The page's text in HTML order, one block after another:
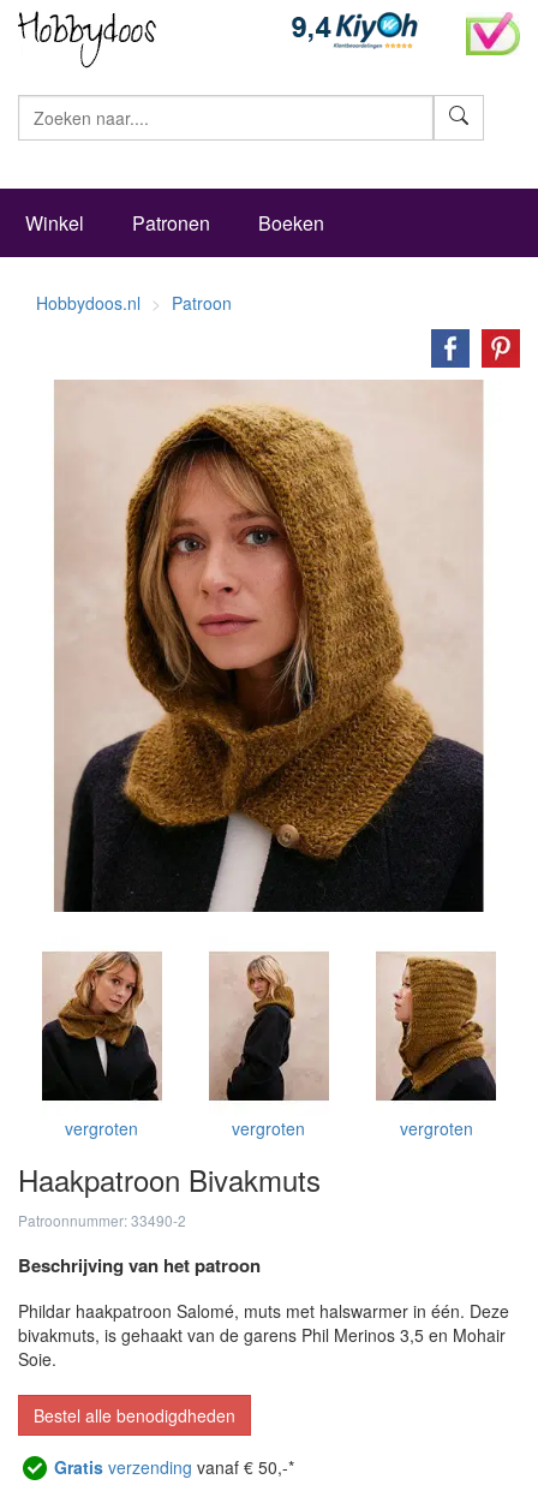
Winkel Patronen Boeken
Hobbydoos.nl Patroon
vergroten vergroten vergroten
Haakpatroon Bivakmuts
Patroonnummer: 33490-2
Beschrijving van het patroon
Phildar haakpatroon Salomé, muts met halswarmer in één. Deze
bivakmuts, is gehaakt van de garens Phil Merinos 3,5 en Mohair
Soie.
Bestel alle benodigdheden
Gratis verzending vanaf € 50,-*